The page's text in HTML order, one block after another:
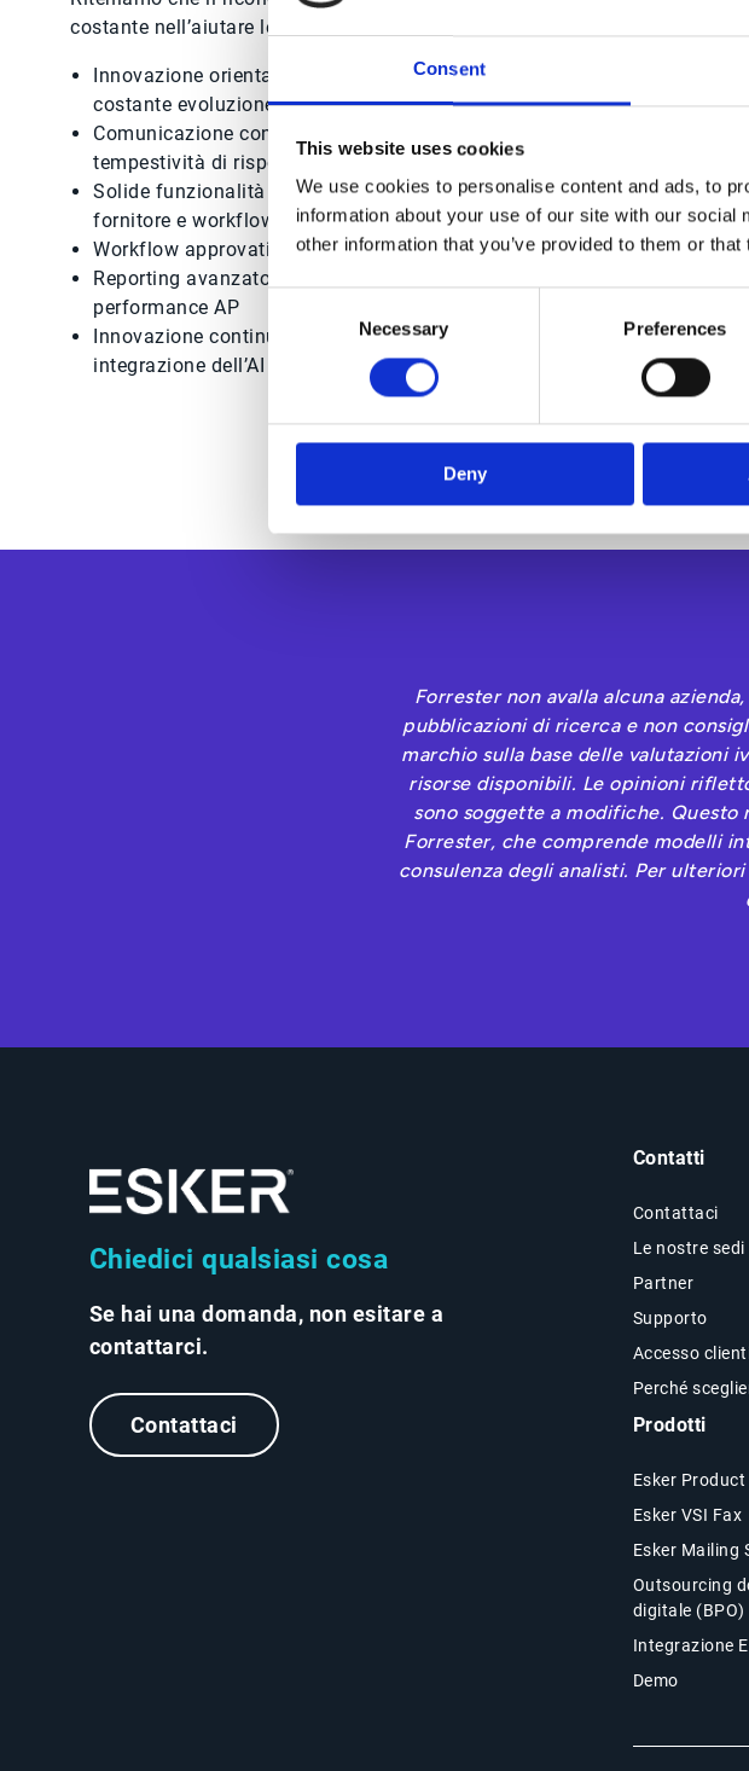
Consent
This website uses cookies
We use cookies to personalise content and ads, to
information about your use of our site with our
other information that you’ve provided to them or
Selection
Necessary Preferences
Deny
costante nell’aiutare le organizzazioni a trasformare i processi AP
Innovazione orientata al cliente, alimentata da feedback continui e da
costante evoluzione del prodotto
Comunicazione con i fornitori basata sull’AI, per migliorare
tempestività di risposta
Solide funzionalità di gestione delle controversie, inclusa la visibilità
fornitore e workflow automatizzati di risoluzione
Workflow approvativi flessibili, incluse approvazioni massive e da
Reporting avanzato, monitoraggio dei processi, dashboard e insight sulle
performance AP
Innovazione continua, incluse funzionalità AI di nuova generazione e
integrazione dell’AI agent per AP con Microsoft Teams
Forrester non avalla alcuna
pubblicazioni di ricerca e non
marchio sulla base delle valutazioni
risorse disponibili. Le opinioni
sono soggette a modifiche.
Forrester, che comprende modelli
consulenza degli analisti. Per
Chiedici qualsiasi cosa
Se hai una domanda, non esitare a
contattarci.
Contattaci
Contatti
Contattaci
Le nostre sedi
Partner
Supporto
Accesso
Perché
Prodotti
Esker Product
Esker VSI Fax
Esker Mailing
Outsourcing
digitale (BPO)
Integrazione
Demo